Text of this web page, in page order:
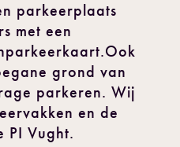
parkeerplaats
met een
grond van
parkeren. Wij
en de
PI Vught.